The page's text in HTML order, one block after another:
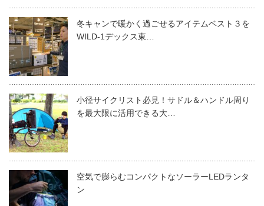
冬キャンで暖かく過ごせるアイテムベスト３を
WILD-1デックス東…
小径サイクリスト必見！サドル＆ハンドル周り
を最大限に活用できる大…
空気で膨らむコンパクトなソーラーLEDランタ
ン